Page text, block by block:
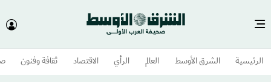
الرئيسية الشرق الأوسط​ العالم الرأي الاقتصاد ثقافة وفنون